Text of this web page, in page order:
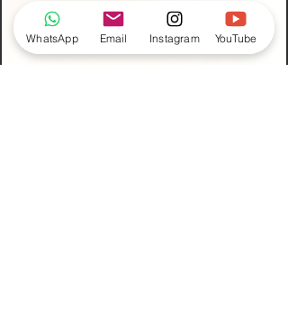
CNPJ 22.048.966.0001/31
WhatsApp Email Instagram YouTube